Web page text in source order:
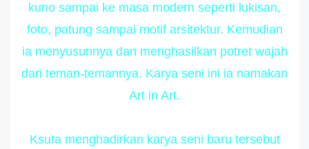
kuno sampai ke masa modern seperti lukisan,
foto, patung sampai motif arsitektur. Kemudian
ia menyusunnya dan menghasilkan potret wajah
dari teman-temannya. Karya seni ini ia namakan
Art in Art.
Ksuta menghadirkan karya seni baru tersebut